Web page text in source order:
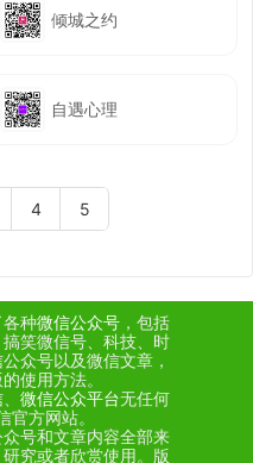
倾城之约
自遇心理
4 5
种微信公众号 ，包括
笑微信号、科技、时
众号以及微信文章，
使用方法。
微信公众平台无任何
官方网站。
号和文章内容全部来
究或者欣赏使用。版